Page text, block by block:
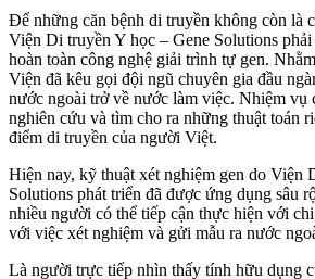
Để những căn bệnh di truyền không còn là
Viện Di truyền Y học – Gene Solutions
hoàn toàn công nghệ giải trình tự gen.
Viện đã kêu gọi đội ngũ chuyên gia đầu
nước ngoài trở về nước làm việc. Nhiệm vụ
nghiên cứu và tìm cho ra những thuật toán
điểm di truyền của người Việt.
Hiện nay, kỹ thuật xét nghiệm gen do Viện
Solutions phát triển đã được ứng dụng sâu
nhiều người có thể tiếp cận thực hiện với
với việc xét nghiệm và gửi mẫu ra nước
Là người trực tiếp nhìn thấy tính hữu dụng